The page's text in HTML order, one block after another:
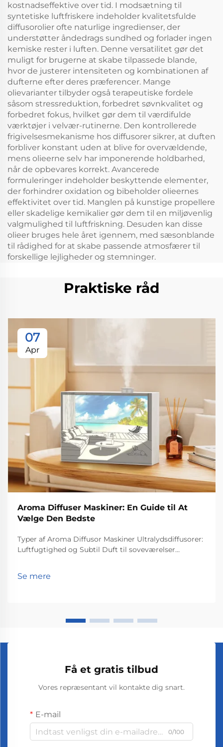
kostnadseffektive over tid. I modsætning til
syntetiske luftfriskere indeholder kvalitetsfulde
diffusorolier ofte naturlige ingredienser, der
understøtter åndedrags sundhed og forlader ingen
kemiske rester i luften. Denne versatilitet gør det
muligt for brugerne at skabe tilpassede blande,
hvor de justerer intensiteten og kombinationen af
dufterne efter deres præferencer. Mange
olievarianter tilbyder også terapeutiske fordele
såsom stressreduktion, forbedret søvnkvalitet og
forbedret fokus, hvilket gør dem til værdifulde
værktøjer i velvær-rutinerne. Den kontrollerede
frigivelsesmekanisme hos diffusorer sikrer, at duften
forbliver konstant uden at blive for overvældende,
mens olieerne selv har imponerende holdbarhed,
når de opbevares korrekt. Avancerede
formuleringer indeholder beskyttende elementer,
der forhindrer oxidation og bibeholder olieernes
effektivitet over tid. Manglen på kunstige propellere
eller skadelige kemikalier gør dem til en miljøvenlig
valgmulighed til luftfriskning. Desuden kan disse
olieer bruges hele året igennem, med sæsonblande
til rådighed for at skabe passende atmosfærer til
forskellige lejligheder og stemninger.
Praktiske råd
07
Apr
Aroma Diffuser Maskiner: En Guide til At
Vælge Den Bedste
Typer af Aroma Diffusor Maskiner Ultralydsdiffusorer:
Luftfugtighed og Subtil Duft til soveværelser
dermed gør to ting ad gangen. Det, der sker
Se mere
Få et gratis tilbud
Vores repræsentant vil kontakte dig snart.
E-mail
0/100